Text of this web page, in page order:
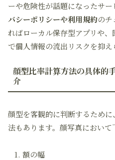
ーや危険性が話題になったサー
バシーポリシーや利用規約の
ればローカル保存型アプリや
で個人情報の流出リスクを抑え
顔型比率計算方法の具体的
介
顔型を客観的に判断するために、
法もあります。顔写真において
額の幅